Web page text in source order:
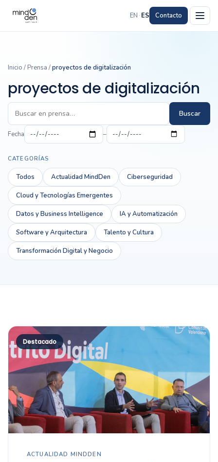
EN · ES Contacto
Inicio / Prensa /proyectos de digitalización
proyectos de digitalización
Buscar
Fecha –
CATEGORÍAS
Todos Actualidad MindDen Ciberseguridad
Cloud y Tecnologías Emergentes
Datos y Business Intelligence IA y Automatización
Software y Arquitectura Talento y Cultura
Transformación Digital y Negocio
Destacado
ACTUALIDAD MINDDEN